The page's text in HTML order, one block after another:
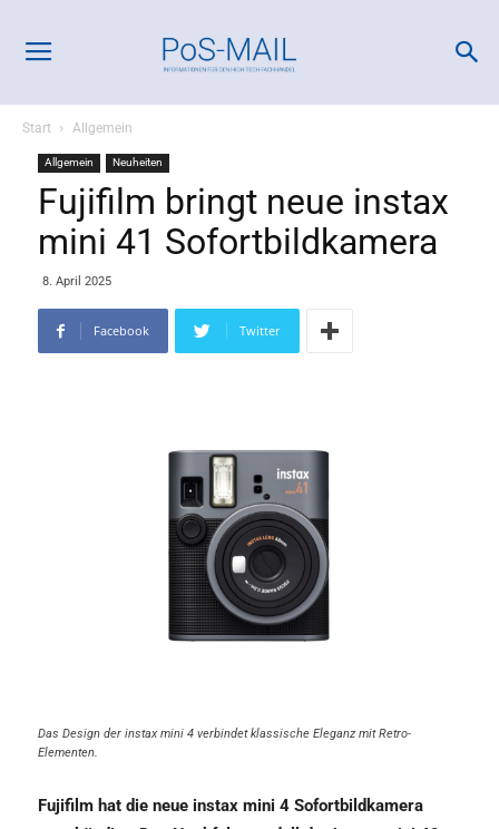
Start Allgemein
Allgemein Neuheiten
Fujifilm bringt neue instax
mini 41 Sofortbildkamera
8. April 2025
Facebook Twitter
Das Design der instax mini 4 verbindet klassische Eleganz mit Retro-
Elementen.
Fujifilm hat die neue instax mini 4 Sofortbildkamera